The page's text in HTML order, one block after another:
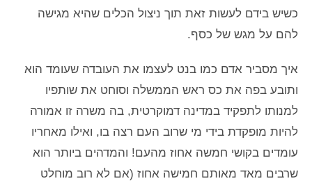
כשיש בידם לעשות זאת תוך ניצול הכלים שהיא מגישה
להם על מגש של כסף.
איך מסביר אדם כמו בנט לעצמו את העובדה שעומד הוא
ותובע בפה את כס ראש הממשלה וסוחט את שותפיו
למנותו לתפקיד במדינה דמוקרטית, בה משרה זו אמורה
להיות מופקדת בידי מי שרוב העם רצה בו, ואילו מאחריו
עומדים בקושי חמשה אחוז מהעם! והמדהים ביותר הוא
שרבים מאד מאותם חמישה אחוז (אם לא רוב מוחלט